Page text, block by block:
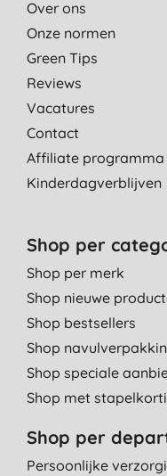
Over ons
Onze normen
Green Tips
Reviews
Vacatures
Contact
Affiliate programma
Kinderdagverblijven
Shop per
Shop per merk
Shop nieuwe
Shop bestsellers
Shop
Shop speciale
Shop met
Shop per
Persoonlijke